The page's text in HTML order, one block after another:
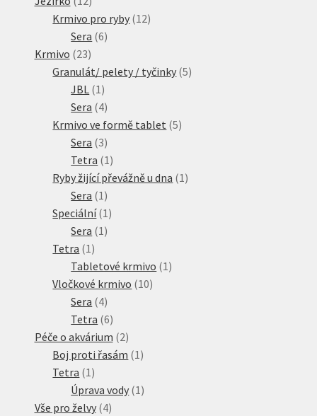
produktů
Krmivo pro ryby 1212
Sera 66
Krmivo 2323
produktů
Granulát/ pelety / tyčinky 55
JBL 1 1
produkt
Sera 44
produkty
Krmivo ve formě tablet 55
Sera 33
produkty
Tetra 1 1
produkt
Ryby žijící převážně u dna 1 1
Sera 1 1
produkt
Speciální 1 1
Sera 1 1
Tetra 1 1
produkt
Tabletové krmivo 1 1
Vločkové krmivo 1010
Sera 44
produkty
Tetra 66
produktů
Péče o akvárium 22
produkty
Boj proti řasám 1 1
Tetra 1 1
produkt
Úprava vody 1 1
Vše pro želvy 44